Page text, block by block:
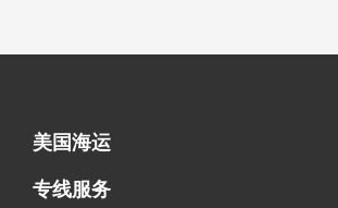
美国海运
海运拼柜
海运整柜
美国海卡
加拿大海运
专线服务